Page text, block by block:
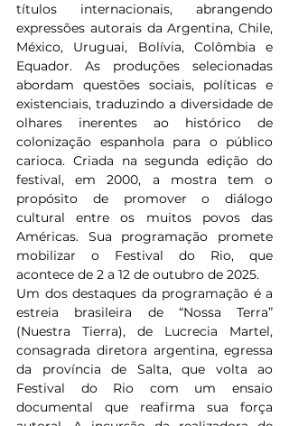
títulos internacionais, abrangendo
expressões autorais da Argentina, Chile,
México, Uruguai, Bolívia, Colômbia e
Equador. As produções selecionadas
abordam questões sociais, políticas e
existenciais, traduzindo a diversidade de
olhares inerentes ao histórico de
colonização espanhola para o público
carioca. Criada na segunda edição do
festival, em 2000, a mostra tem o
propósito de promover o diálogo
cultural entre os muitos povos das
Américas. Sua programação promete
mobilizar o Festival do Rio, que
acontece de 2 a 12 de outubro de 2025.
Um dos destaques da programação é a
estreia brasileira de “Nossa Terra”
(Nuestra Tierra), de Lucrecia Martel,
consagrada diretora argentina, egressa
da província de Salta, que volta ao
Festival do Rio com um ensaio
documental que reafirma sua força